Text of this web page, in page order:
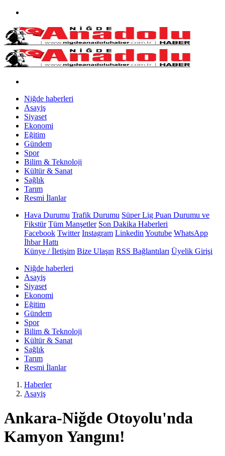
Niğde haberleri
Asayiş
Siyaset
Ekonomi
Eğitim
Gündem
Spor
Bilim & Teknoloji
Kültür & Sanat
Sağlık
Tarım
Resmi İlanlar
Hava Durumu Trafik Durumu Süper Lig Puan Durumu ve
Fikstür Tüm Manşetler Son Dakika Haberleri
Facebook Twitter Instagram Linkedin Youtube WhatsApp
İhbar Hattı
Künye / İletişim Bize Ulaşın RSS Bağlantıları Üyelik Girişi
Niğde haberleri
Asayiş
Siyaset
Ekonomi
Eğitim
Gündem
Spor
Bilim & Teknoloji
Kültür & Sanat
Sağlık
Tarım
Resmi İlanlar
Haberler
Asayiş
Ankara-Niğde Otoyolu'nda
Kamyon Yangını!